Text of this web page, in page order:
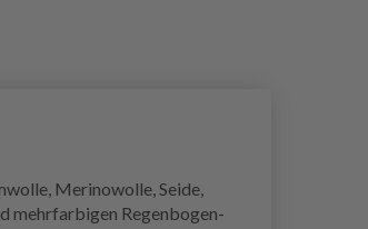
Merinowolle, Seide,
mehrfarbigen Regenbogen-